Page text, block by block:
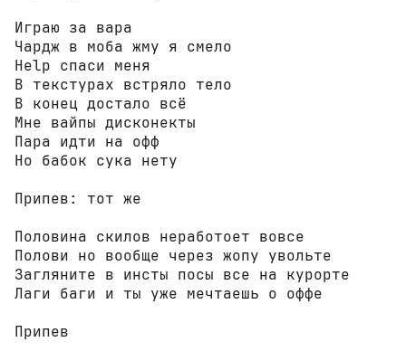
Играю за вара
Чардж в моба жму я смело
Help спаси меня
В текстурах встряло тело
В конец достало всё
Мне вайпы дисконекты
Пара идти на офф
Но бабок сука нету
Припев: тот же
Половина скилов неработоет вовсе
Полови но вообще через жопу увольте
Загляните в инсты посы все на курорте
Лаги баги и ты уже мечтаешь о оффе
Припев